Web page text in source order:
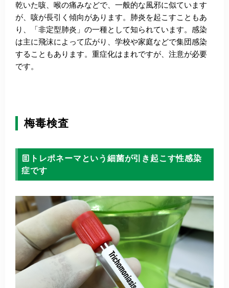
乾いた咳、喉の痛みなどで、一般的な風邪に似ています
が、咳が長引く傾向があります。肺炎を起こすこともあ
り、「非定型肺炎」の一種として知られています。感染
は主に飛沫によって広がり、学校や家庭などで集団感染
することもあります。重症化はまれですが、注意が必要
です。
梅毒検査
トレポネーマという細菌が引き起こす性感染
症です